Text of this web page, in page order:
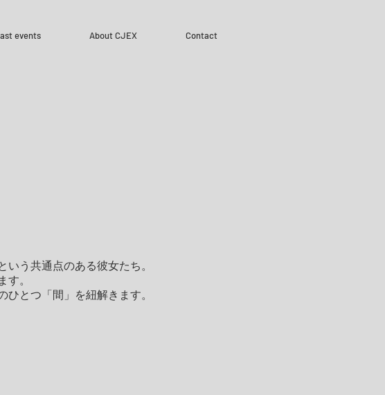
events About CJEX Contact
う共通点のある彼女たち。
。
とつ「間」を紐解きます。